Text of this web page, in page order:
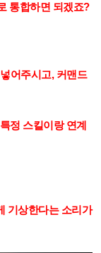
통합하면 되겠죠?
어주시고, 커맨드
정 스킬이랑 연계
기상한다는 소리가